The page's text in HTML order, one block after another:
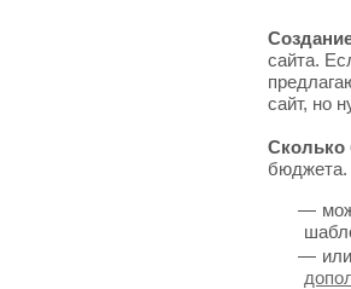
сайта.
сайт, но
Сколько